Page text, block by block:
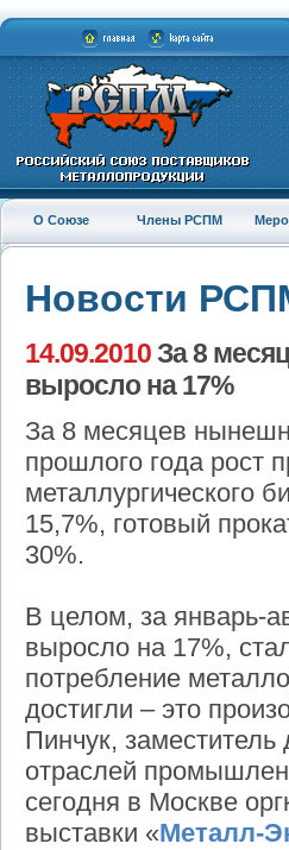
О Союзе Члены РСПМ
Новости
14.09.2010За 8
выросло на 17%
За 8 месяцев
прошлого года рост
металлургического
15,7%, готовый
30%.
В целом, за январь-
выросло на 17%,
потребление
достигли – это
Пинчук,
отраслей
сегодня в Москве
выставки «Металл-